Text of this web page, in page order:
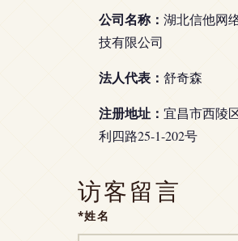
公司名称： 湖北信他网
技有限公司
法人代表： 舒奇森
注册地址： 宜昌市西陵
利四路25-1-202号
访客留言
*姓名